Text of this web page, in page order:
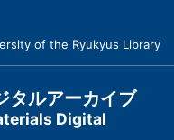
of the Ryukyus Library
タルアーカイブ
Digital